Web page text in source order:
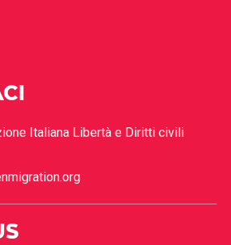
Italiana Libertà e Diritti civili